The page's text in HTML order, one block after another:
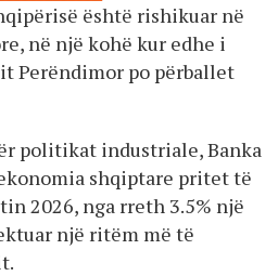
është rishikuar në
në një kohë kur edhe i
Perëndimor po përballet
politikat industriale, Banka
shqiptare pritet të
2026, nga rreth 3.5% një
një ritëm më të